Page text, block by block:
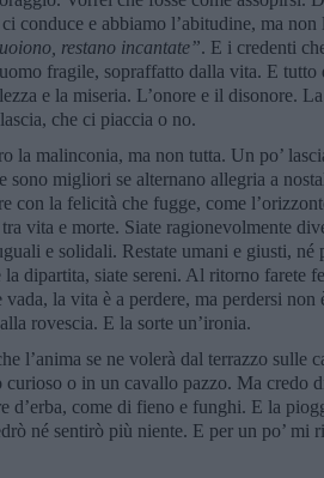
conduce e abbiamo l’abitudine, ma non
restano incantate”. E i credenti
fragile, sopraffatto dalla vita. E tutto
e la miseria. L’onore e il disonore.
che ci piaccia o no.
la malinconia, ma non tutta. Un po’
sono migliori se alternano allegria a
con la felicità che fugge, come
vita e morte. Siate ragionevolmente
e solidali. Restate umani e giusti, né
dipartita, siate sereni. Al ritorno farete
la vita è a perdere, ma perdersi non
rovescia. E la sorte un’ironia.
l’anima se ne volerà dal terrazzo sulle
o in un cavallo pazzo. Ma credo
d’erba, come di fieno e funghi. E la
né sentirò più niente. E per un po’ mi